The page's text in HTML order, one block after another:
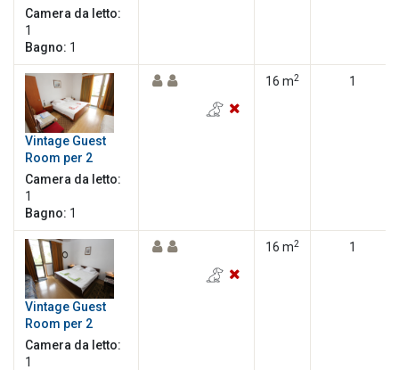
Camera da letto:
1
Bagno: 1
Vintage Guest
Room per 2
Camera da letto:
1
Bagno: 1
16 m2 1
Vintage Guest
Room per 2
Camera da letto:
1
16 m2 1